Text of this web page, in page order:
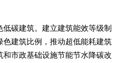
碳建筑。建立建筑能效等级制
色建筑比例，推动超低能耗建筑
市政基础设施节能节水降碳改